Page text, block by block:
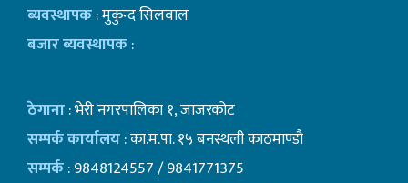
ब्यवस्थापक: मुकुन्द सिलवाल
बजार ब्यवस्थापक:
ठेगाना: भेरी नगरपालिका १, जाजरकोट
सम्पर्क कार्यालय: का.म.पा. १५ बनस्थली काठमाण्डाै
सम्पर्क: 9848124557 / 9841771375